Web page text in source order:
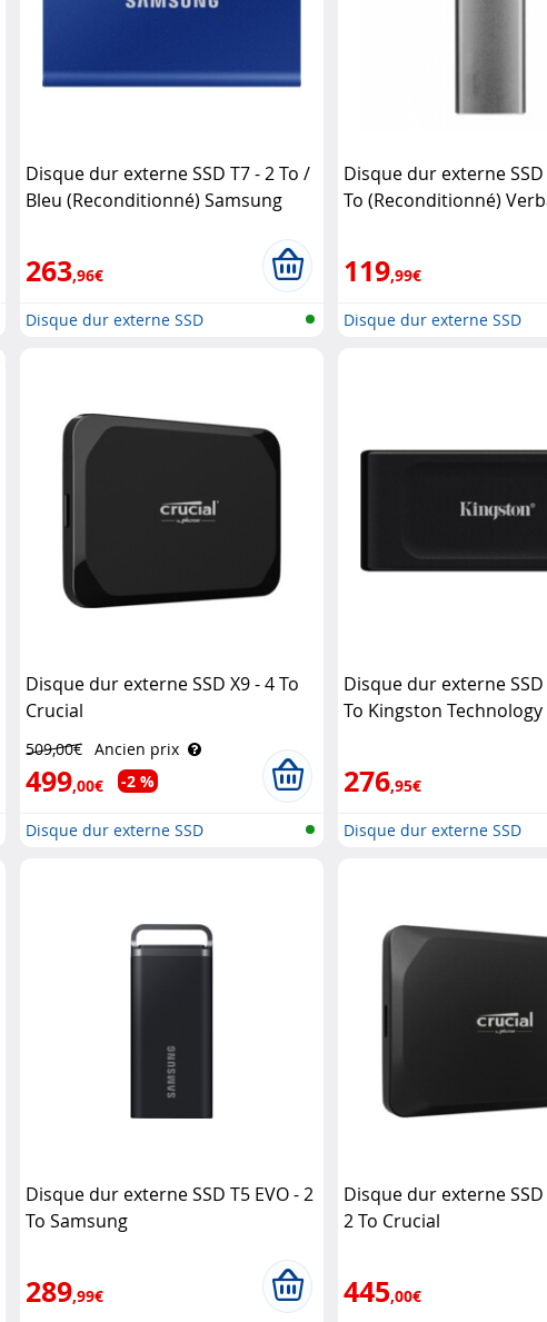
Disque dur externe SSD T7 - 2 To /
Bleu (Reconditionné) Samsung
263,96€
Disque dur externe SSD
Disque dur externe SSD
To (Reconditionné)
119,99€
Disque dur externe SSD
Disque dur externe SSD X9 - 4 To
Crucial
509,00€ Ancien prix
499,00€ -2 %
Disque dur externe SSD
Disque dur externe SSD
To Kingston Technology
276,95€
Disque dur externe SSD
Disque dur externe SSD T5 EVO - 2
To Samsung
289,99€
Disque dur externe SSD
2 To Crucial
445,00€